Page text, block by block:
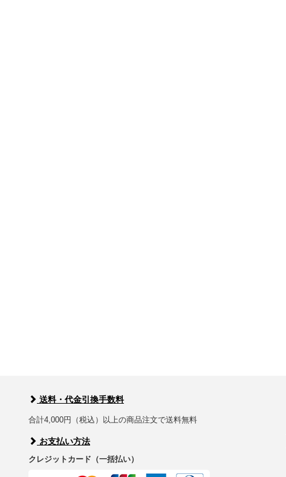
送料・代金引換手数料
合計4,000円（税込）以上の商品注文で送料無料
お支払い方法
クレジットカード（一括払い）